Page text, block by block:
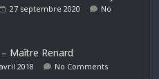
27 septembre 2020
No
Maître Renard
2018 No Comments